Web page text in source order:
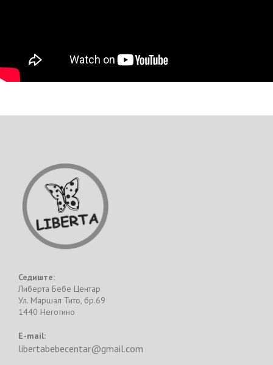
Седиште:
Либерта Бебе Центар
Ул. Маршал Тито, бр.69
1440 Неготино
E-mail:
libertabebecentar@gmail.com